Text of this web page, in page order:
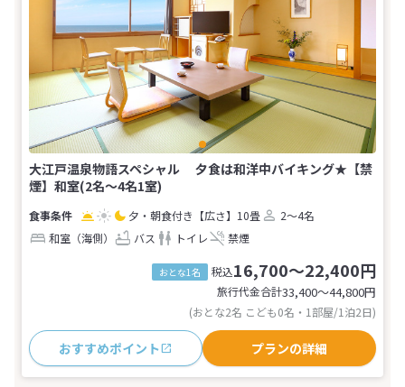
大江戸温泉物語スペシャル 夕食は和洋中バイキング★【禁
煙】和室(2名～4名1室)
夕・朝食付き 【広さ】10畳
2～4名
和室（海側）
バス トイレ 禁煙
おとな1名 税込16,700～22,400円
旅行代金合計33,400〜44,800円
(おとな2名 こども0名・1部屋/1泊2日)
おすすめポイント プランの詳細